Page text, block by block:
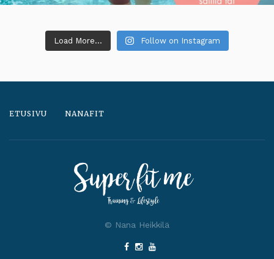
Load More... Follow on Instagram
ETUSIVU NANAFIT
© Nana Heikkilä